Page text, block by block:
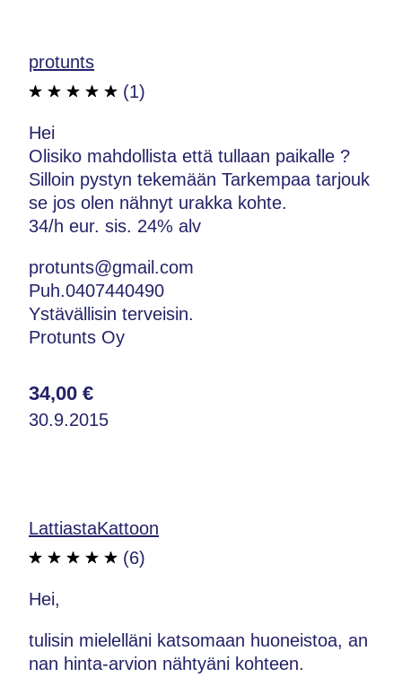
protunts
(1)
Hei
Olisiko mahdollista että tullaan paikalle ?
Silloin pystyn tekemään Tarkempaa tarjouk
se jos olen nähnyt urakka kohte.
34/h eur. sis. 24% alv
protunts@gmail.com
Puh.0407440490
Ystävällisin terveisin.
Protunts Oy
34,00 €
30.9.2015
LattiastaKattoon
(6)
Hei,
tulisin mielelläni katsomaan huoneistoa, an
nan hinta-arvion nähtyäni kohteen.